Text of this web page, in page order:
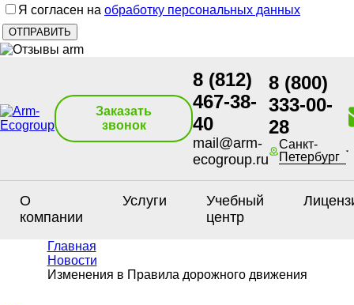
Я согласен на обработку персональных данных
Заказать
звонок
8 (812)
467-38-
40
mail@arm-
ecogroup.ru
8 (800)
333-00-
28
Санкт-
Петербург
О
компании
Услуги
Учебный
центр
Главная
Новости
Изменения в Правила дорожного движения